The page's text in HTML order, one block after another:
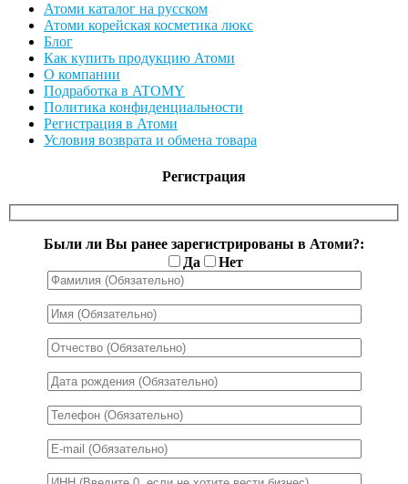
Атоми каталог на русском
Атоми корейская косметика люкс
Блог
Как купить продукцию Атоми
О компании
Подработка в ATOMY
Политика конфиденциальности
Регистрация в Атоми
Условия возврата и обмена товара
Регистрация
Были ли Вы ранее зарегистрированы в Атоми?:
Да
Нет